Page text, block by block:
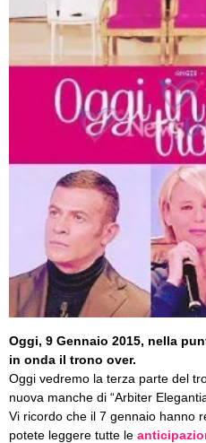
Oggi, 9 Gennaio 2015, nella
in onda il trono over.
Oggi vedremo la terza parte del
nuova manche di “Arbiter
Vi ricordo che il 7 gennaio hanno
potete leggere tutte le